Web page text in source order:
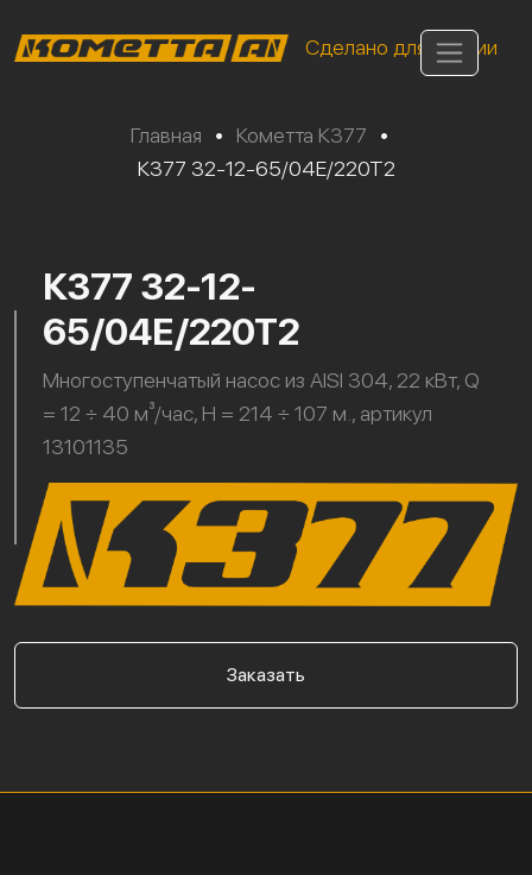
Сделано для России
Главная • Кометта К377
•
К377 32-12-65/04Е/220Т2
К377 32-12-
65/04Е/220Т2
Многоступенчатый насос из AISI 304, 22 кВт, Q
= 12 ÷ 40 м³/час, H = 214 ÷ 107 м., артикул
13101135
Заказать